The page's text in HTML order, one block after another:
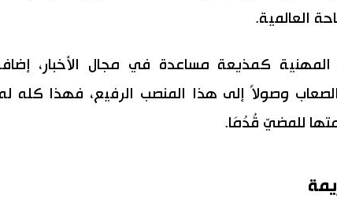
العالمية.
كمذيعة مساعدة في مجال الأخبار،
وصولاً إلى هذا المنصب الرفيع، فهذا كله له
للمضيّ قُدُمَا.